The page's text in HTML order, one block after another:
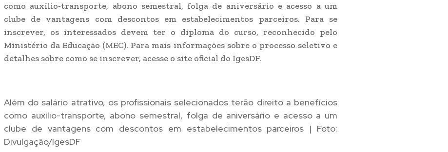
como auxílio-transporte, abono semestral, folga de aniversário e acesso a um
clube de vantagens com descontos em estabelecimentos parceiros. Para se
inscrever, os interessados devem ter o diploma do curso, reconhecido pelo
Ministério da Educação (MEC). Para mais informações sobre o processo seletivo e
detalhes sobre como se inscrever, acesse o site oficial do IgesDF.
Além do salário atrativo, os profissionais selecionados terão direito a benefícios
como auxílio-transporte, abono semestral, folga de aniversário e acesso a um
clube de vantagens com descontos em estabelecimentos parceiros | Foto:
Divulgação/IgesDF